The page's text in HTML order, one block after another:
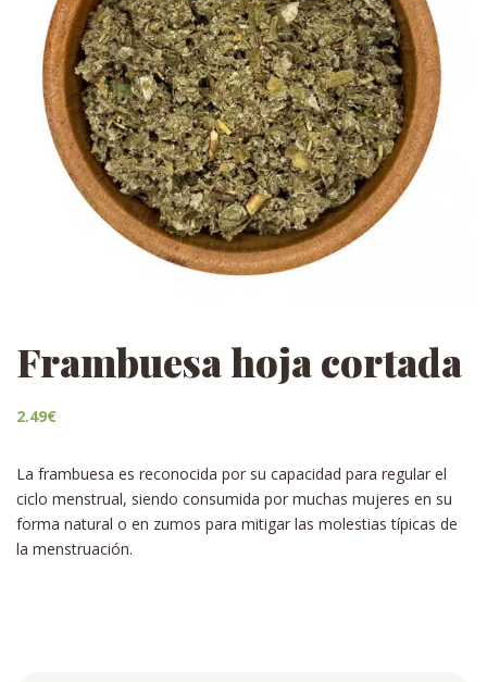
Frambuesa hoja cortada
2.49€
La frambuesa es reconocida por su capacidad para regular el
ciclo menstrual, siendo consumida por muchas mujeres en su
forma natural o en zumos para mitigar las molestias típicas de
la menstruación.